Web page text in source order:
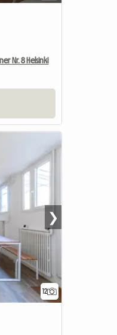
Nr. 8 Helsinki
12
❯